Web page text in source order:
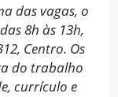
das vagas, o
8h às 13h,
Centro. Os
do trabalho
currículo e